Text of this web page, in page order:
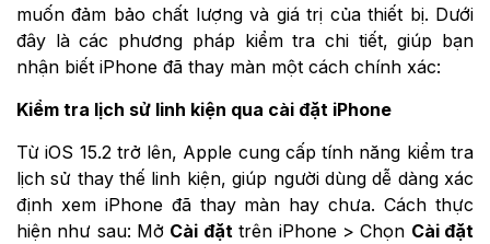
muốn đảm bảo chất lượng và giá trị của thiết bị. Dưới
đây là các phương pháp kiểm tra chi tiết, giúp bạn
nhận biết iPhone đã thay màn một cách chính xác:
Kiểm tra lịch sử linh kiện qua cài đặt iPhone
Từ iOS 15.2 trở lên, Apple cung cấp tính năng kiểm tra
lịch sử thay thế linh kiện, giúp người dùng dễ dàng xác
định xem iPhone đã thay màn hay chưa. Cách thực
hiện như sau: Mở Cài đặt trên iPhone > Chọn Cài đặt